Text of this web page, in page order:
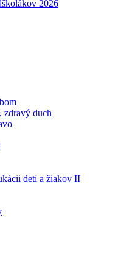
2026
zdravý duch
detí a žiakov II